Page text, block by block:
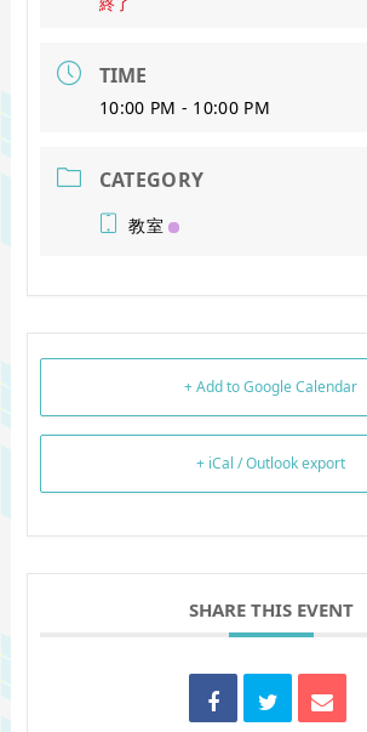
TIME
10:00 PM - 10:00 PM
CATEGORY
教室
+ Add to Google Calendar
+ iCal / Outlook export
SHARE THIS EVENT